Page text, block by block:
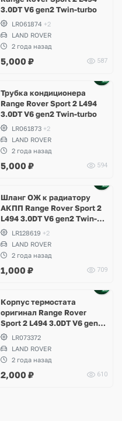
3.0DT V6 gen2 Twin-turbo
LR061874 +2
LAND ROVER
2 года назад
5,000 ₽ 587
Трубка кондиционера
Range Rover Sport 2 L494
3.0DT V6 gen2 Twin-turbo
LR061873 +2
LAND ROVER
2 года назад
5,000 ₽ 594
Шланг ОЖ к радиатору
АКПП Range Rover Sport 2
L494 3.0DT V6 gen2 Twin-
turboLR128619 +2
LAND ROVER
2 года назад
1,000 ₽ 709
Корпус термостата
оригинал Range Rover
Sport 2 L494 3.0DT V6 gen2
Twin-turbo
LR073372
LAND ROVER
2 года назад
2,000 ₽ 610